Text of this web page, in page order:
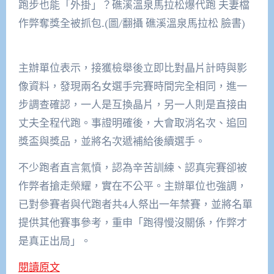
跑步也能「外掛」？礁溪溫泉馬拉松爆代跑 夫妻檔
作弊奪獎全被抓包.(圖/翻攝 礁溪溫泉馬拉松 臉書)
主辦單位表示，接獲檢舉後立即比對晶片計時與影
像資料，發現兩名女選手完賽時間完全相同，進一
步調查確認，一人是互換晶片，另一人則是直接由
丈夫全程代跑。事證明確後，大會取消名次、追回
獎盃與獎品，並將名次遞補給後續選手。
不少跑者直言氣憤，認為辛苦訓練、認真完賽卻被
作弊者搶走榮耀，實在不公平。主辦單位也強調，
已對參賽者與代跑者共4人祭出一年禁賽，並將名單
提供其他賽事參考，重申「跑得慢沒關係，作弊才
是真正出局」。
閱讀原文